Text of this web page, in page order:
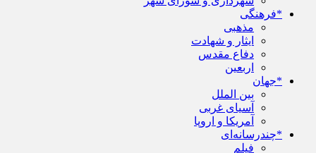
*فرهنگی
مذهبی
ایثار و شهادت
دفاع مقدس
اربعین
*جهان
بین الملل
آسیای غربی
آمریکا و اروپا
*چندرسانه‌ای
فیلم